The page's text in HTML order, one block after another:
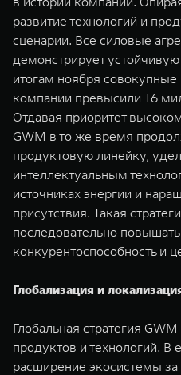
развитие технологий и
сценарии. Все силовые
демонстрирует
итогам ноября
компании превысили 16
Отдавая приоритет
GWM в то же время
продуктовую линейку,
интеллектуальным
источниках энергии и
присутствия. Такая
последовательно
конкурентоспособность и
Глобализация и
Глобальная стратегия
продуктов и технологий. В
расширение экосистемы